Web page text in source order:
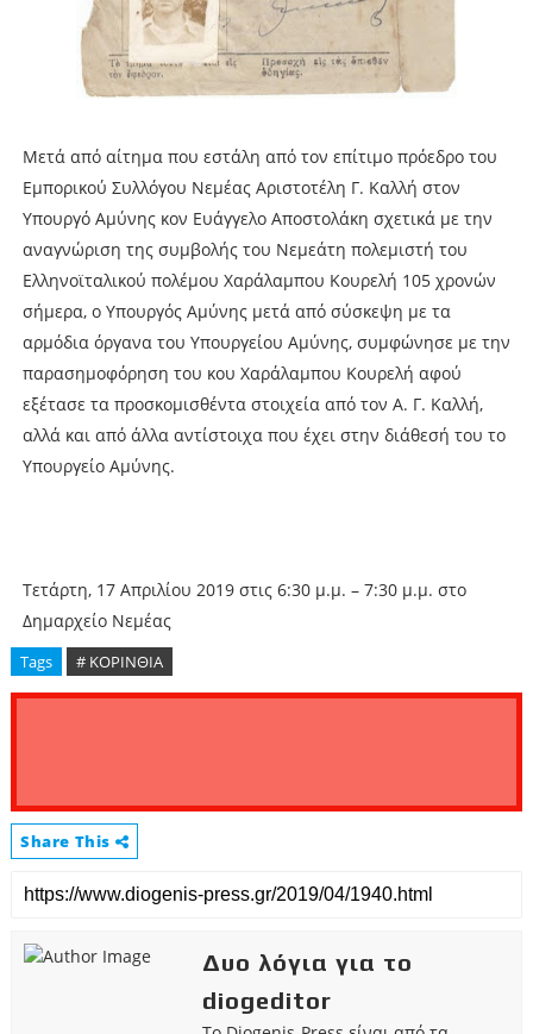
Μετά από αίτημα που εστάλη από τον επίτιμο πρόεδρο του
Εμπορικού Συλλόγου Νεμέας Αριστοτέλη Γ. Καλλή στον
Υπουργό Αμύνης κον Ευάγγελο Αποστολάκη σχετικά με την
αναγνώριση της συμβολής του Νεμεάτη πολεμιστή του
Ελληνοϊταλικού πολέμου Χαράλαμπου Κουρελή 105 χρονών
σήμερα, ο Υπουργός Αμύνης μετά από σύσκεψη με τα
αρμόδια όργανα του Υπουργείου Αμύνης, συμφώνησε με την
παρασημοφόρηση του κου Χαράλαμπου Κουρελή αφού
εξέτασε τα προσκομισθέντα στοιχεία από τον Α. Γ. Καλλή,
αλλά και από άλλα αντίστοιχα που έχει στην διάθεσή του το
Υπουργείο Αμύνης.
Τετάρτη, 17 Απριλίου 2019 στις 6:30 μ.μ. – 7:30 μ.μ. στο
Δημαρχείο Νεμέας
Tags # ΚΟΡΙΝΘΙΑ
Share This
Δυο λόγια για το
diogeditor